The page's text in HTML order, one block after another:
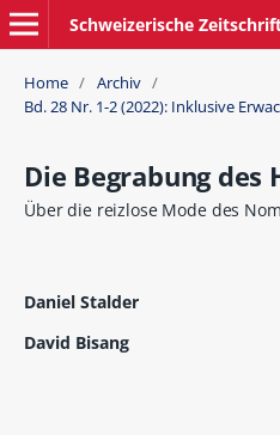
Schweizerische
Home / Archiv /
Bd. 28 Nr. 1-2 (2022): Inklusive
Die Begrabung des
Über die reizlose Mode des
Daniel Stalder
David Bisang